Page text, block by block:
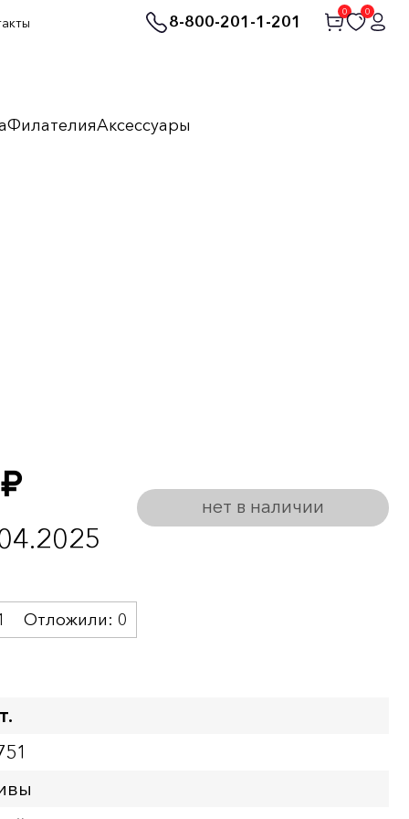
8-800-201-1-201
0 0
ФилателияАксессуары
руб.
нет в наличии
Отложили: 0